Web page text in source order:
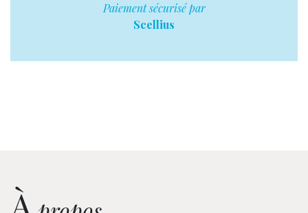
Paiement sécurisé par
Scellius